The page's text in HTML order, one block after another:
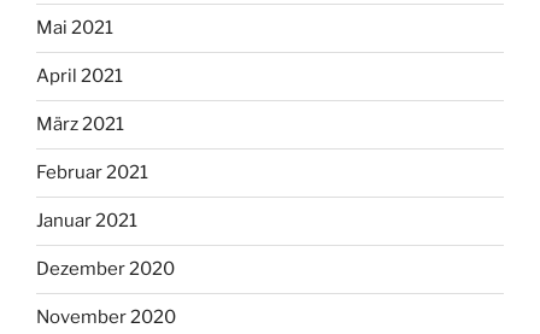
Mai 2021
April 2021
März 2021
Februar 2021
Januar 2021
Dezember 2020
November 2020